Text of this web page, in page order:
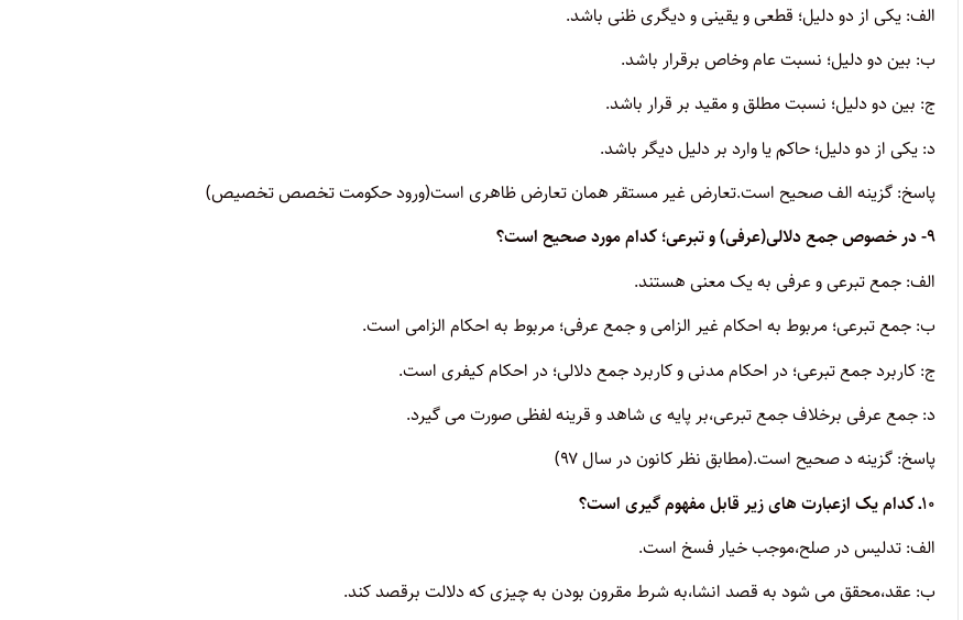
الف: یکی از دو دلیل؛ قطعی و یقینی و دیگری ظنی باشد.
ب: بین دو دلیل؛ نسبت عام وخاص برقرار باشد.
ج: بین دو دلیل؛ نسبت مطلق و مقید بر قرار باشد.
د: یکی از دو دلیل؛ حاکم یا وارد بر دلیل دیگر باشد.
پاسخ: گزینه الف صحیح است.تعارض غیر مستقر همان تعارض ظاهری است(ورود حکومت تخصص تخصیص)
۹- در خصوص جمع دلالی(عرفی) و تبرعی؛ کدام مورد صحیح است؟
الف: جمع تبرعی و عرفی به یک معنی هستند.
ب: جمع تبرعی؛ مربوط به احکام غیر الزامی و جمع عرفی؛ مربوط به احکام الزامی است.
ج: کاربرد جمع تبرعی؛ در احکام مدنی و کاربرد جمع دلالی؛ در احکام کیفری است.
د: جمع عرفی برخلاف جمع تبرعی،بر پایه ی شاهد و قرینه لفظی صورت می گیرد.
پاسخ: گزینه د صحیح است.(مطابق نظر کانون در سال۹۷)
۱۰ـ کدام یک ازعبارت های زیر قابل مفهوم گیری است؟
الف: تدلیس در صلح،موجب خیار فسخ است.
ب: عقد،محقق می شود به قصد انشا،به شرط مقرون بودن به چیزی که دلالت برقصد کند.